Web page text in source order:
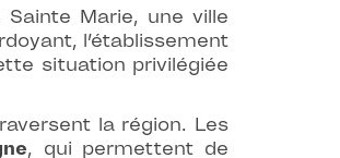
Marie, une ville
l’établissement
situation privilégiée
la région. Les
, qui permettent de